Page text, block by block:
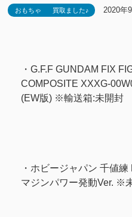
おもちゃ 買取ました♪ 2020年
・G.F.F GUNDAM FIX
COMPOSITE XXXG-
(EW版) ※輸送箱:未開封
・ホビージャパン 千値
マジンパワー発動Ver. ※